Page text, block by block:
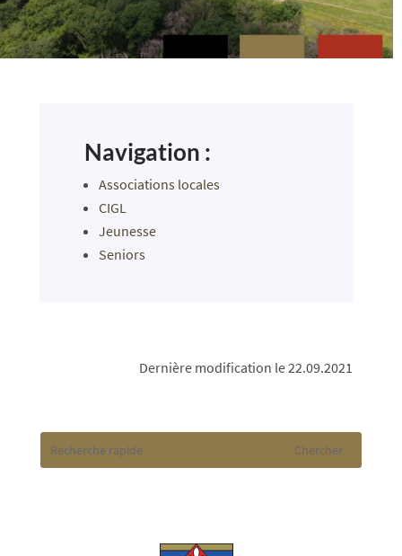
Navigation :
Associations locales
CIGL
Jeunesse
Seniors
Dernière modification le 22.09.2021